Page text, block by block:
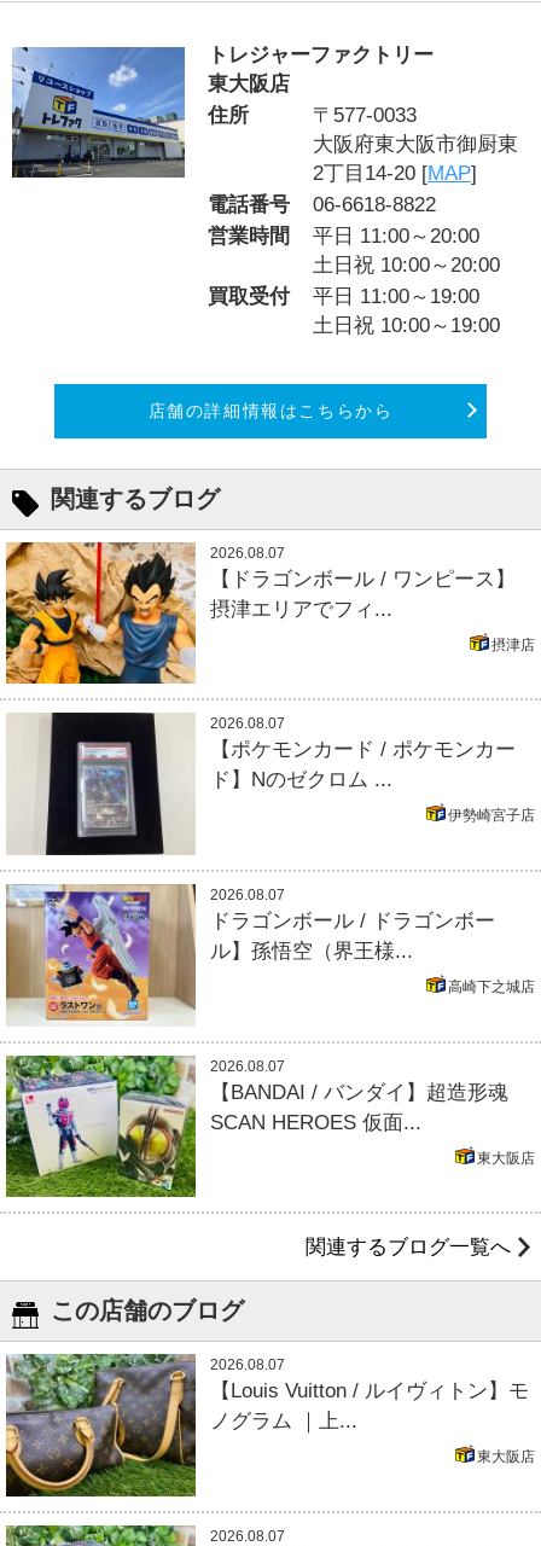
トレジャーファクトリー
東大阪店
住所
〒577-0033
大阪府東大阪市御厨東
2丁目14-20 [MAP]
電話番号
06-6618-8822
営業時間
平日 11:00～20:00
土日祝 10:00～20:00
買取受付
平日 11:00～19:00
土日祝 10:00～19:00
店舗の詳細情報はこちらから
関連するブログ
2026.08.07
【ドラゴンボール / ワンピース】
摂津エリアでフィ...
摂津店
2026.08.07
【ポケモンカード / ポケモンカー
ド】Nのゼクロム ...
伊勢崎宮子店
2026.08.07
ドラゴンボール / ドラゴンボー
ル】孫悟空（界王様...
高崎下之城店
2026.08.07
【BANDAI / バンダイ】超造形魂
SCAN HEROES 仮面...
東大阪店
関連するブログ一覧へ
この店舗のブログ
2026.08.07
【Louis Vuitton / ルイヴィトン】モ
ノグラム ｜上...
東大阪店
2026.08.07